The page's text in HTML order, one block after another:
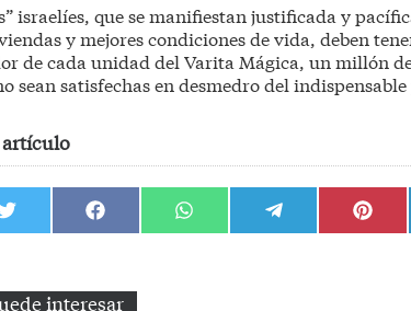
israelíes, que se manifiestan justificada y
y mejores condiciones de vida, deben
de cada unidad del Varita Mágica, un millón
sean satisfechas en desmedro del
artículo
Compartir
en
Compartir
en
Compartir
en
Compartir
en en
interesar